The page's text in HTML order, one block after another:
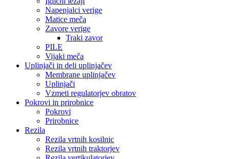
Napenjalci verige
Matice meča
Zavore verige
Traki zavor
PILE
Vijaki meča
Uplinjači in deli uplinjačev
Membrane uplinjačev
Uplinjači
Vzmeti regulatorjev obratov
Pokrovi in prirobnice
Pokrovi
Prirobnice
Rezila
Rezila vrtnih kosilnic
Rezila vrtnih traktorjev